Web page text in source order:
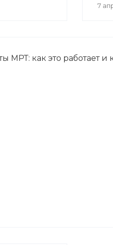
7
МРТ: как это работает и